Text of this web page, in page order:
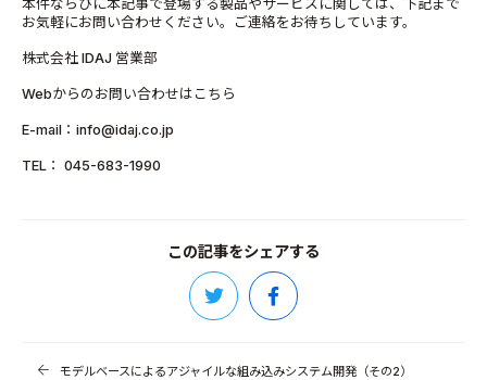
本件ならびに本記事で登場する製品やサービスに関しては、下記まで
お気軽にお問い合わせください。ご連絡をお待ちしています。
株式会社 IDAJ 営業部
Webからのお問い合わせはこちら
E-mail：info@idaj.co.jp
TEL： 045-683-1990
この記事をシェアする
モデルベースによるアジャイルな組み込みシステム開発（その2）